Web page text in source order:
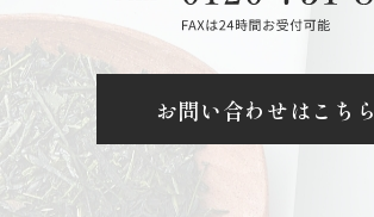
お問い合わせはこちら